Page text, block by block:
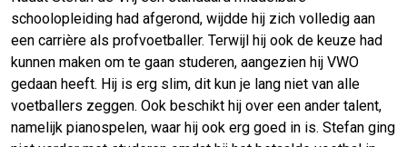
schoolopleiding had afgerond, wijdde hij zich volledig aan
een carrière als profvoetballer. Terwijl hij ook de keuze had
kunnen maken om te gaan studeren, aangezien hij VWO
gedaan heeft. Hij is erg slim, dit kun je lang niet van alle
voetballers zeggen. Ook beschikt hij over een ander talent,
namelijk pianospelen, waar hij ook erg goed in is. Stefan ging